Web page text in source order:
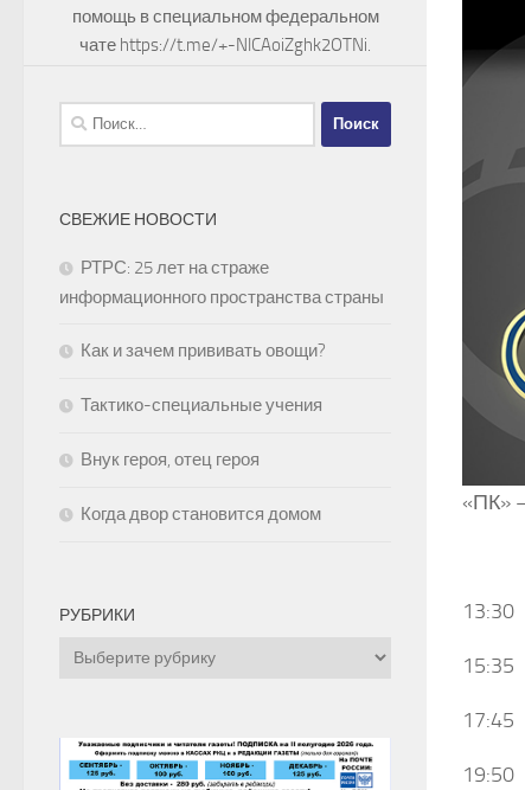
«ПК»
13:30
17:45
помощь в специальном федеральном
чате https://t.me/+-NlCAoiZghk2OTNi.
Найти:
СВЕЖИЕ НОВОСТИ
РТРС: 25 лет на страже
информационного пространства страны
Как и зачем прививать овощи?
Тактико-специальные учения
Внук героя, отец героя
Когда двор становится домом
РУБРИКИ
Рубрики